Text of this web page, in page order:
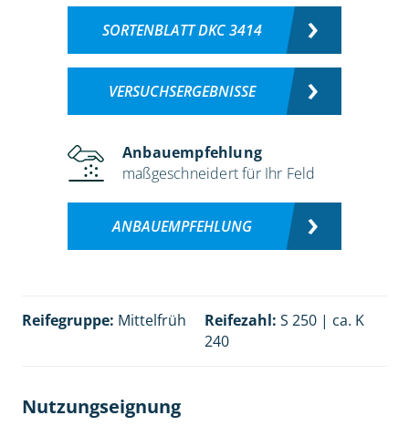
SORTENBLATT DKC 3414
VERSUCHSERGEBNISSE
Anbauempfehlung
maßgeschneidert für Ihr Feld
ANBAUEMPFEHLUNG
Reifegruppe: Mittelfrüh Reifezahl: S 250 | ca. K
240
Nutzungseignung